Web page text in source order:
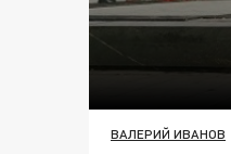
ВАЛЕРИЙ ИВАНОВ